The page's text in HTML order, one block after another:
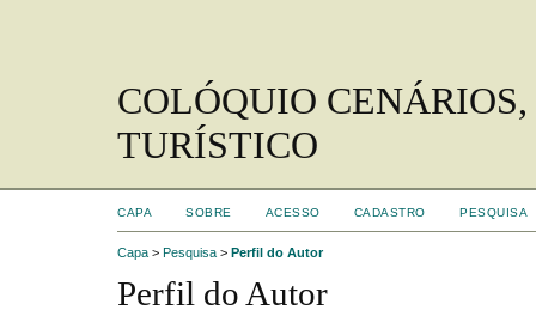
COLÓQUIO
TURÍSTICO
CAPA SOBRE ACESSO CADASTRO PESQUISA
Capa > Pesquisa > Perfil do Autor
Perfil do Autor